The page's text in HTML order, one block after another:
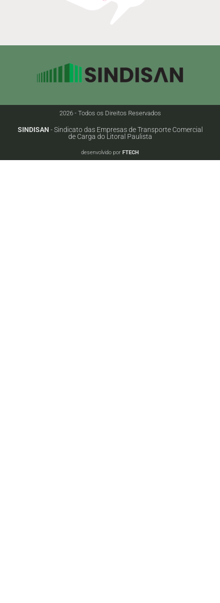
2026 - Todos os Direitos Reservados
SINDISAN - Sindicato das Empresas de Transporte Comercial
de Carga do Litoral Paulista
desenvolvido por FTECH